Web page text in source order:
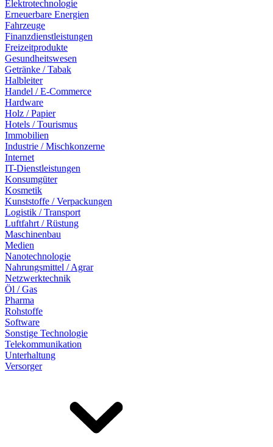
Elektrotechnologie
Erneuerbare Energien
Fahrzeuge
Finanzdienstleistungen
Freizeitprodukte
Gesundheitswesen
Getränke / Tabak
Halbleiter
Handel / E-Commerce
Hardware
Holz / Papier
Hotels / Tourismus
Immobilien
Industrie / Mischkonzerne
Internet
IT-Dienstleistungen
Konsumgüter
Kosmetik
Kunststoffe / Verpackungen
Logistik / Transport
Luftfahrt / Rüstung
Maschinenbau
Medien
Nanotechnologie
Nahrungsmittel / Agrar
Netzwerktechnik
Öl / Gas
Pharma
Rohstoffe
Software
Sonstige Technologie
Telekommunikation
Unterhaltung
Versorger